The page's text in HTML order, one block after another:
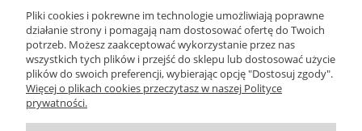
ZAPISZ SIĘ
Pliki cookies i pokrewne im technologie umożliwiają poprawne
działanie strony i pomagają nam dostosować ofertę do Twoich
potrzeb. Możesz zaakceptować wykorzystanie przez nas
wszystkich tych plików i przejść do sklepu lub dostosować użycie
plików do swoich preferencji, wybierając opcję "Dostosuj zgody".
Więcej o plikach cookies przeczytasz w naszej Polityce
prywatności.